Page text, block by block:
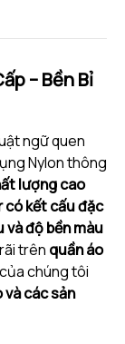
– Bền Bỉ
ngữ quen
Nylon thông
lượng cao
kết cấu đặc
và độ bền màu
trên quần áo
của chúng tôi
các sản